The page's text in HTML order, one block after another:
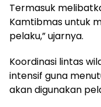
Termasuk
Kamtibmas untuk
pelaku,” ujarnya.
Koordinasi lintas
intensif guna
akan digunakan